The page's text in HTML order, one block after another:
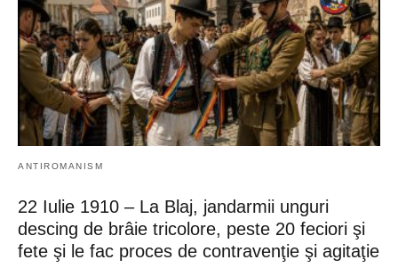
ANTIROMANISM
22 Iulie 1910 – La Blaj, jandarmii unguri
descing de brâie tricolore, peste 20 feciori şi
fete şi le fac proces de contravenţie şi agitaţie